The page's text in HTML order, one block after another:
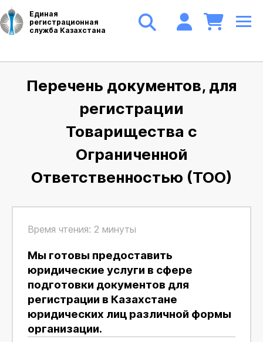
Единая
регистрационная
служба Казахстана
Перечень документов, для
регистрации
Товарищества с
Ограниченной
Ответственностью (ТОО)
Время чтения: 2 минуты
Мы готовы предоставить
юридические услуги в сфере
подготовки документов для
регистрации в Казахстане
юридических лиц различной формы
организации.